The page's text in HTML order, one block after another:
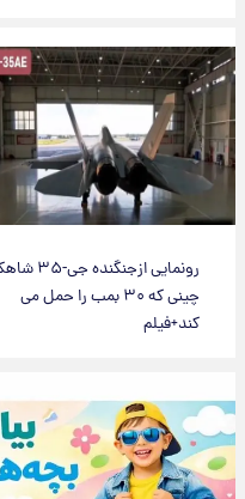
رونمایی ازجنگنده جی-۳۵ شاهکار
چینی که ۳۰ بمب را حمل می
کند+فیلم